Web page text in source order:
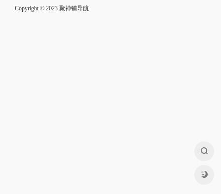
Copyright © 2023 聚神铺导航